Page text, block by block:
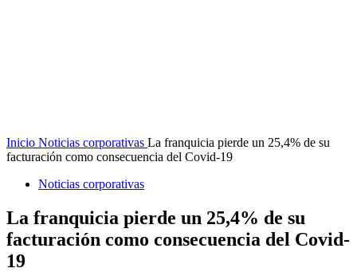
Inicio Noticias corporativas La franquicia pierde un 25,4% de su
facturación como consecuencia del Covid-19
Noticias corporativas
La franquicia pierde un 25,4% de su
facturación como consecuencia del Covid-
19